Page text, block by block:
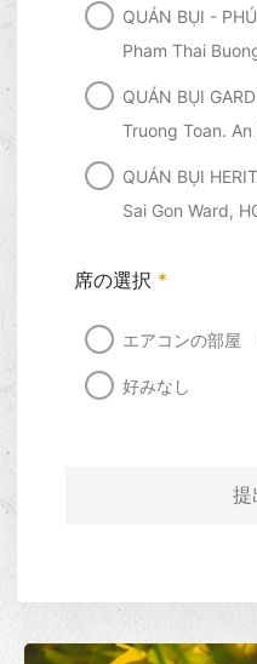
QUÁN BỤI -
Pham Thai
QUÁN BỤI
Truong Toan.
QUÁN BỤI
Sai Gon Ward,
席の選択 *
エアコンの部屋
好みなし
提